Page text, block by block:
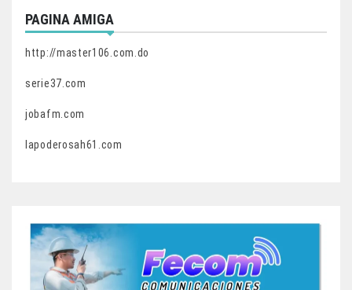
PAGINA AMIGA
http://master106.com.do
serie37.com
jobafm.com
lapoderosah61.com